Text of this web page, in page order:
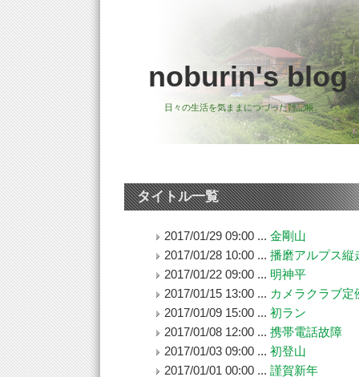
noburin's blog
日々の生活を気ままにつづった雑記帳。
タイトル一覧
2017/01/29 09:00 ... 金剛山
2017/01/28 10:00 ... 播磨アルプス縦
2017/01/22 09:00 ... 明神平
2017/01/15 13:00 ... カメラクラブ定
2017/01/09 15:00 ... 初ラン
2017/01/08 12:00 ... 携帯電話故障
2017/01/03 09:00 ... 初登山
2017/01/01 00:00 ... 謹賀新年